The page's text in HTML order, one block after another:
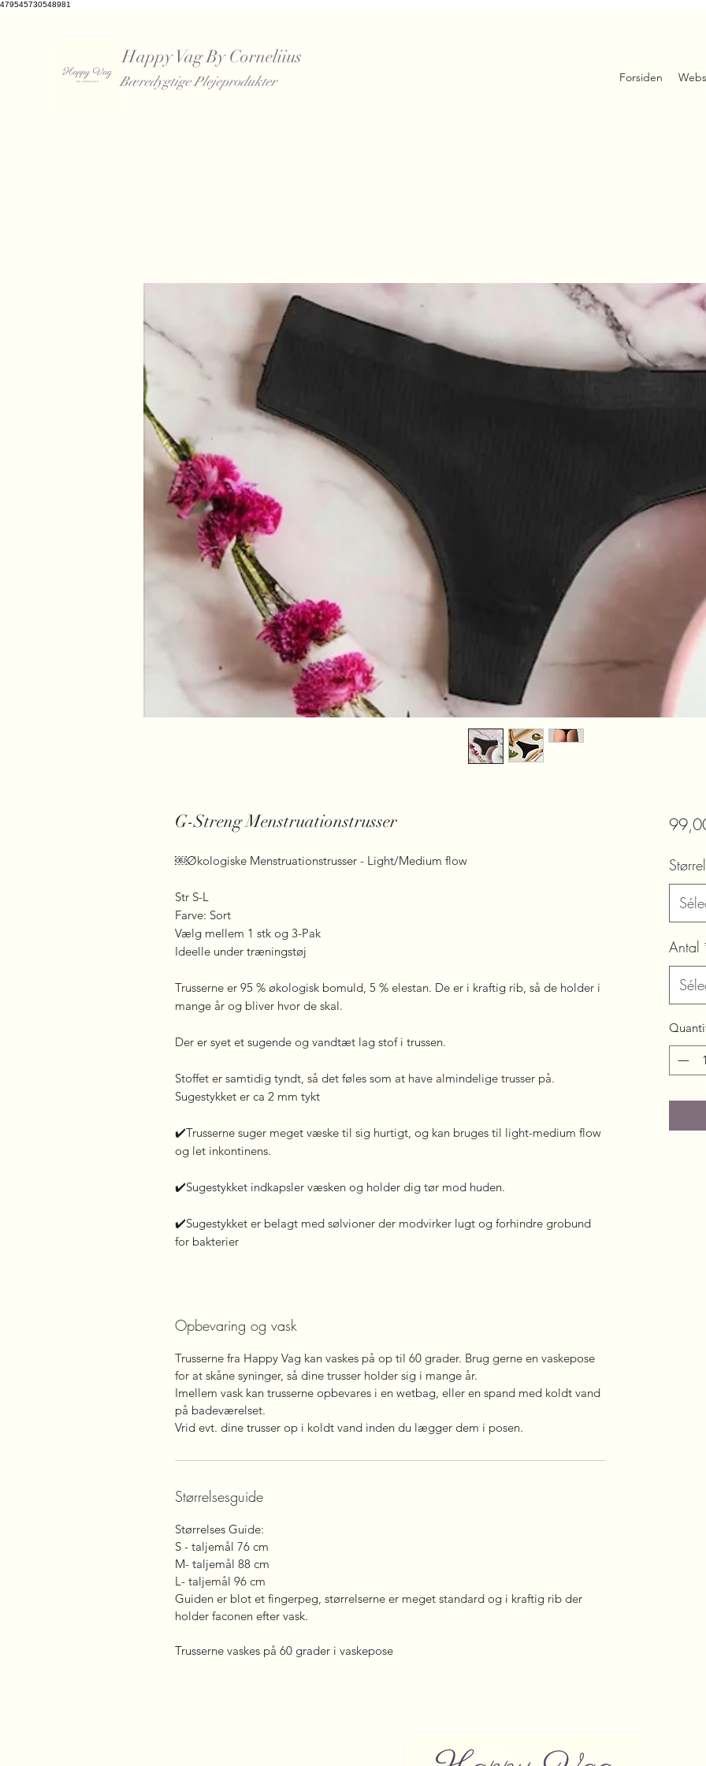
479545730548981
Happy Vag By Corneliius
Bæredygtige Plejeprodukter Forsiden
G-Streng Menstruationstrusser
￼Økologiske Menstruationstrusser - Light/Medium flow
Str S-L
Farve: Sort
Vælg mellem 1 stk og 3-Pak
Ideelle under træningstøj
Trusserne er 95 % økologisk bomuld, 5 % elestan. De er i kraftig rib, så de holder i
mange år og bliver hvor de skal.
Der er syet et sugende og vandtæt lag stof i trussen.
Stoffet er samtidig tyndt, så det føles som at have almindelige trusser på.
Sugestykket er ca 2 mm tykt
✔️Trusserne suger meget væske til sig hurtigt, og kan bruges til light-medium flow
og let inkontinens.
✔️Sugestykket indkapsler væsken og holder dig tør mod huden.
✔️Sugestykket er belagt med sølvioner der modvirker lugt og forhindre grobund
for bakterier
Opbevaring og vask
Trusserne fra Happy Vag kan vaskes på op til 60 grader. Brug gerne en vaskepose
for at skåne syninger, så dine trusser holder sig i mange år.
Imellem vask kan trusserne opbevares i en wetbag, eller en spand med koldt vand
på badeværelset.
Vrid evt. dine trusser op i koldt vand inden du lægger dem i posen.
Størrelsesguide
Størrelses Guide:
S - taljemål 76 cm
M- taljemål 88 cm
L- taljemål 96 cm
Guiden er blot et fingerpeg, størrelserne er meget standard og i kraftig rib der
holder faconen efter vask.
Trusserne vaskes på 60 grader i vaskepose
Antal